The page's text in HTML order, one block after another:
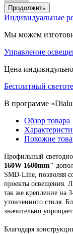
Продолжить
Индивидуальные
Мы можем
Управление
Цена
Бесплатный
В программе
Обзор товара
Похожие
Профильный
160W 1600mm"
SMD-Line, позволяя
проекты освещения.
так же крепление на
утонченного стиля.
значительно
Благодаря